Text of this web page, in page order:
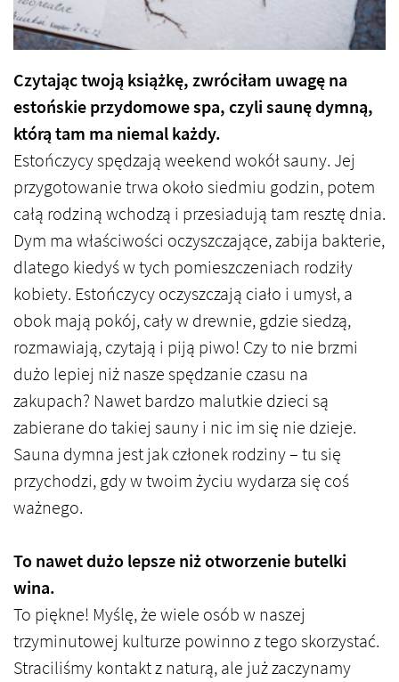
Czytając twoją książkę, zwróciłam uwagę na
estońskie przydomowe spa, czyli saunę dymną,
którą tam ma niemal każdy.
Estończycy spędzają weekend wokół sauny. Jej
przygotowanie trwa około siedmiu godzin, potem
całą rodziną wchodzą i przesiadują tam resztę dnia.
Dym ma właściwości oczyszczające, zabija bakterie,
dlatego kiedyś w tych pomieszczeniach rodziły
kobiety. Estończycy oczyszczają ciało i umysł, a
obok mają pokój, cały w drewnie, gdzie siedzą,
rozmawiają, czytają i piją piwo! Czy to nie brzmi
dużo lepiej niż nasze spędzanie czasu na
zakupach? Nawet bardzo malutkie dzieci są
zabierane do takiej sauny i nic im się nie dzieje.
Sauna dymna jest jak członek rodziny – tu się
przychodzi, gdy w twoim życiu wydarza się coś
ważnego.
To nawet dużo lepsze niż otworzenie butelki
wina.
To piękne! Myślę, że wiele osób w naszej
trzyminutowej kulturze powinno z tego skorzystać.
Straciliśmy kontakt z naturą, ale już zaczynamy